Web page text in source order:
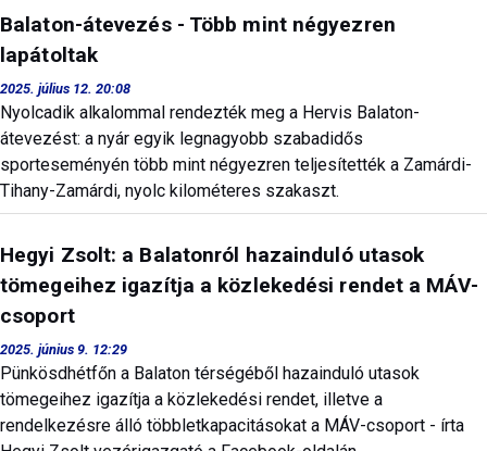
Balaton-átevezés - Több mint négyezren
lapátoltak
2025. július 12. 20:08
Nyolcadik alkalommal rendezték meg a Hervis Balaton-
átevezést: a nyár egyik legnagyobb szabadidős
sporteseményén több mint négyezren teljesítették a Zamárdi-
Tihany-Zamárdi, nyolc kilométeres szakaszt.
Hegyi Zsolt: a Balatonról hazainduló utasok
tömegeihez igazítja a közlekedési rendet a MÁV-
csoport
2025. június 9. 12:29
Pünkösdhétfőn a Balaton térségéből hazainduló utasok
tömegeihez igazítja a közlekedési rendet, illetve a
rendelkezésre álló többletkapacitásokat a MÁV-csoport - írta